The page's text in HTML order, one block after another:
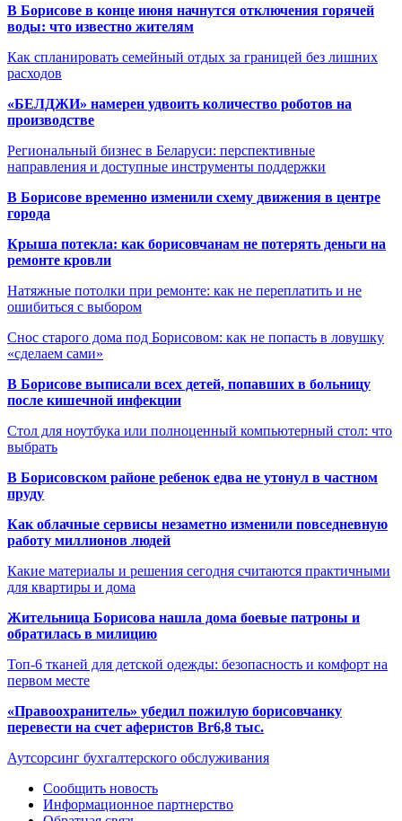
В Борисове в конце июня начнутся отключения горячей
воды: что известно жителям
Как спланировать семейный отдых за границей без лишних
расходов
«БЕЛДЖИ» намерен удвоить количество роботов на
производстве
Региональный бизнес в Беларуси: перспективные
направления и доступные инструменты поддержки
В Борисове временно изменили схему движения в центре
города
Крыша потекла: как борисовчанам не потерять деньги на
ремонте кровли
Натяжные потолки при ремонте: как не переплатить и не
ошибиться с выбором
Снос старого дома под Борисовом: как не попасть в ловушку
«сделаем сами»
В Борисове выписали всех детей, попавших в больницу
после кишечной инфекции
Стол для ноутбука или полноценный компьютерный стол: что
выбрать
В Борисовском районе ребенок едва не утонул в частном
пруду
Как облачные сервисы незаметно изменили повседневную
работу миллионов людей
Какие материалы и решения сегодня считаются практичными
для квартиры и дома
Жительница Борисова нашла дома боевые патроны и
обратилась в милицию
Топ-6 тканей для детской одежды: безопасность и комфорт на
первом месте
«Правоохранитель» убедил пожилую борисовчанку
перевести на счет аферистов Br6,8 тыс.
Аутсорсинг бухгалтерского обслуживания
Сообщить новость
Информационное партнерство